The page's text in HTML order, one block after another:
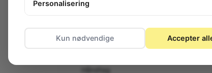
Aluminium
For fjernbetjening
Personalisering
Kun nødvendige Accepter